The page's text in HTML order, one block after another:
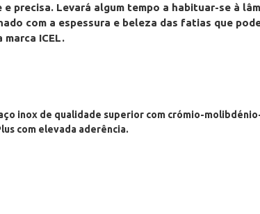
precisa. Levará algum tempo a habituar-se à
com a espessura e beleza das fatias que
ICEL.
inox de qualidade superior com crómio-
com elevada aderência.